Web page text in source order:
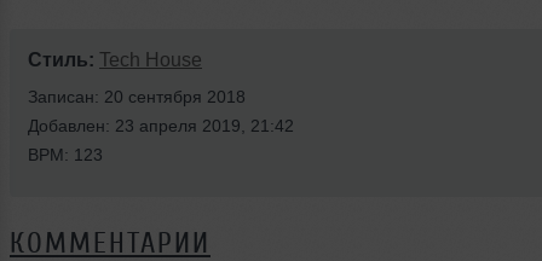
Стиль: Tech House
Записан: 20 сентября 2018
Добавлен: 23 апреля 2019, 21:42
BPM: 123
КОММЕНТАРИИ